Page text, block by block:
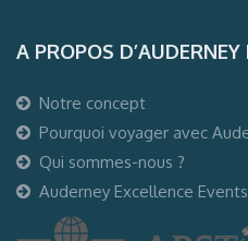
A PROPOS D’AUDERNEY
Notre concept
Pourquoi voyager avec
Qui sommes-nous ?
Auderney Excellence Events